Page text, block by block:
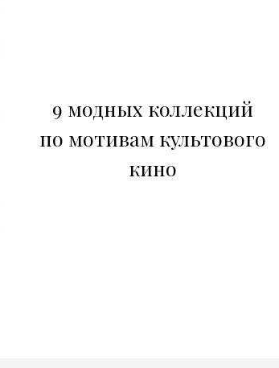
9 модных коллекций
по мотивам культового
кино